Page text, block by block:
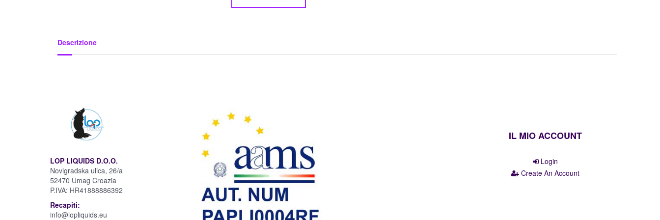
Descrizione
LOP LIQUIDS D.O.O.
Novigradska ulica, 26/a
52470 Umag Croazia
P.IVA: HR41888886392
Recapiti:
info@lopliquids.eu
IL MIO ACCOUNT
Login
Create An Account